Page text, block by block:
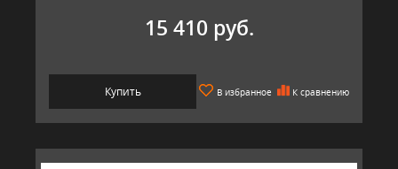
15 410 руб.
Купить В избранное К сравнению